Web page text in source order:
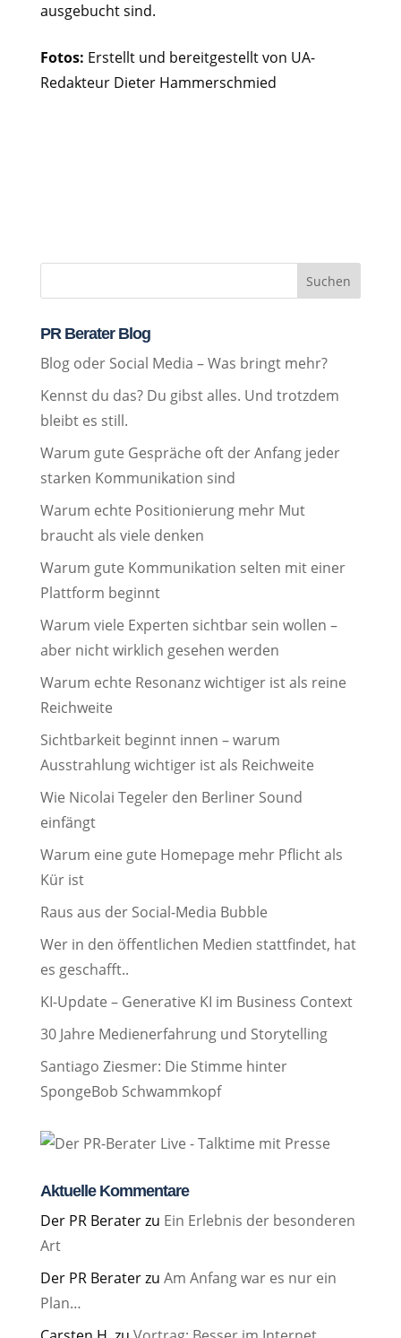
ausgebucht sind.
Fotos: Erstellt und bereitgestellt von UA-
Redakteur Dieter Hammerschmied
Suchen
PR Berater Blog
Blog oder Social Media – Was bringt mehr?
Kennst du das? Du gibst alles. Und trotzdem
bleibt es still.
Warum gute Gespräche oft der Anfang jeder
starken Kommunikation sind
Warum echte Positionierung mehr Mut
braucht als viele denken
Warum gute Kommunikation selten mit einer
Plattform beginnt
Warum viele Experten sichtbar sein wollen –
aber nicht wirklich gesehen werden
Warum echte Resonanz wichtiger ist als reine
Reichweite
Sichtbarkeit beginnt innen – warum
Ausstrahlung wichtiger ist als Reichweite
Wie Nicolai Tegeler den Berliner Sound
einfängt
Warum eine gute Homepage mehr Pflicht als
Kür ist
Raus aus der Social-Media Bubble
Wer in den öffentlichen Medien stattfindet, hat
es geschafft..
KI-Update – Generative KI im Business Context
30 Jahre Medienerfahrung und Storytelling
Santiago Ziesmer: Die Stimme hinter
SpongeBob Schwammkopf
Aktuelle Kommentare
Der PR Beraterzu Ein Erlebnis der besonderen
Art
Der PR Beraterzu Am Anfang war es nur ein
Plan…